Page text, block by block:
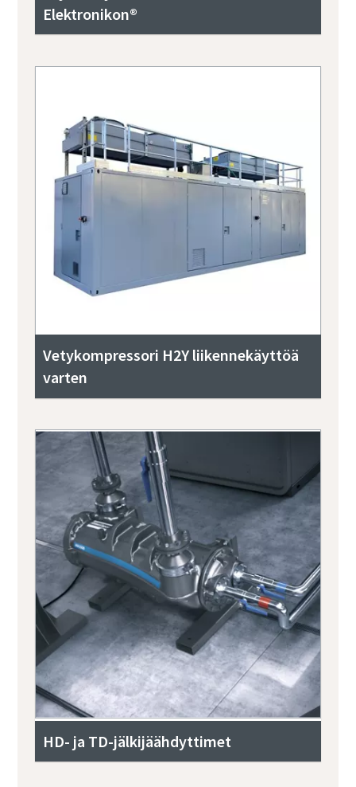
Elektronikon®
Vetykompressori H2Y liikennekäyttöä
varten
HD- ja TD-jälkijäähdyttimet